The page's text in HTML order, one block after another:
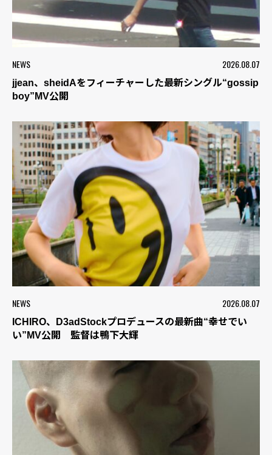
NEWS 2026.08.07
jjean、sheidAをフィーチャーした最新シングル“gossip
boy”MV公開
NEWS 2026.08.07
ICHIRO、D3adStockプロデュースの最新曲“幸せでい
い”MV公開 監督は鴨下大輝